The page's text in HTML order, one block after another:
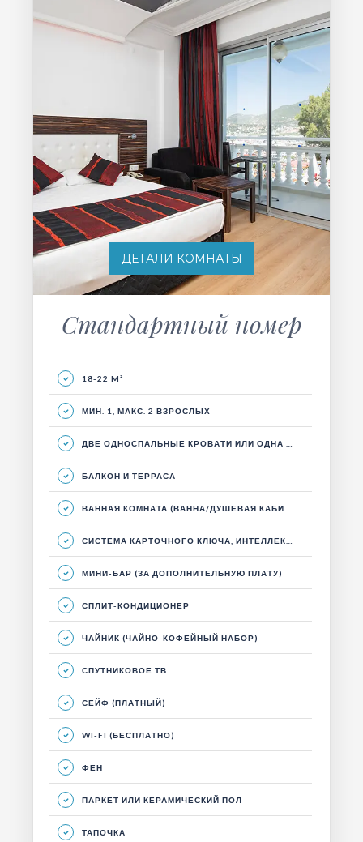
ДЕТАЛИ КОМНАТЫ
Стандартный номер
18-22 M²
МИН. 1, МАКС. 2 ВЗРОСЛЫХ
ДВЕ ОДНОСПАЛЬНЫЕ КРОВАТИ ИЛИ ОДНА ДВУСПАЛЬНАЯ КРОВАТЬ, ГОСТИНЫЙ УГОЛОК И БАЛКОН.
БАЛКОН И ТЕРРАСА
ВАННАЯ КОМНАТА (ВАННА/ДУШЕВАЯ КАБИНА)
СИСТЕМА КАРТОЧНОГО КЛЮЧА, ИНТЕЛЛЕКТУАЛЬНАЯ ЭНЕРГЕТИЧЕСКАЯ СИСТЕМА
МИНИ-БАР (ЗА ДОПОЛНИТЕЛЬНУЮ ПЛАТУ)
СПЛИТ-КОНДИЦИОНЕР
ЧАЙНИК (ЧАЙНО-КОФЕЙНЫЙ НАБОР)
СПУТНИКОВОЕ ТВ
СЕЙФ (ПЛАТНЫЙ)
WI-FI (БЕСПЛАТНО)
ФЕН
ПАРКЕТ ИЛИ КЕРАМИЧЕСКИЙ ПОЛ
ТАПОЧКА